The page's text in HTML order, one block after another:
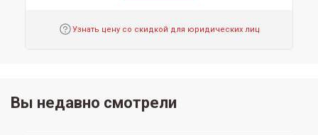
Узнать цену со скидкой для юридических лиц
Вы недавно смотрели